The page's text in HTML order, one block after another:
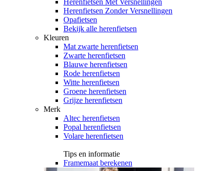
Herenfietsen Met Versnellingen
Herenfietsen Zonder Versnellingen
Opafietsen
Bekijk alle herenfietsen
Kleuren
Mat zwarte herenfietsen
Zwarte herenfietsen
Blauwe herenfietsen
Rode herenfietsen
Witte herenfietsen
Groene herenfietsen
Grijze herenfietsen
Merk
Altec herenfietsen
Popal herenfietsen
Volare herenfietsen
Tips en informatie
Framemaat berekenen